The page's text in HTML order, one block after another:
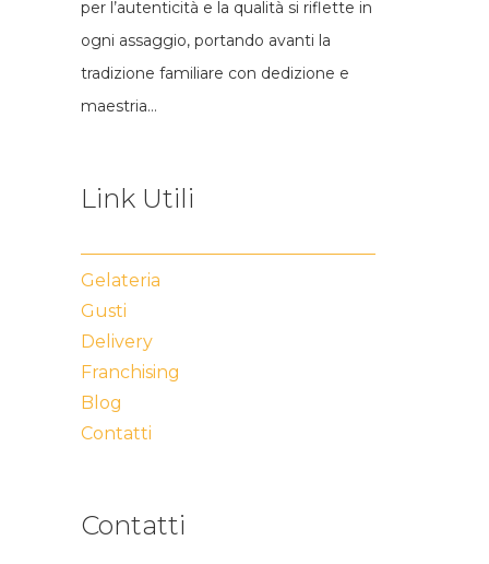
per l’autenticità e la qualità si riflette in
ogni assaggio, portando avanti la
tradizione familiare con dedizione e
maestria…
Link Utili
Gelateria
Gusti
Delivery
Franchising
Blog
Contatti
Contatti